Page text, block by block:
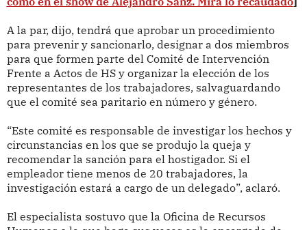
A la par, dijo, tendrá que aprobar un procedimiento
para prevenir y sancionarlo, designar a dos miembros
para que formen parte del Comité de Intervención
Frente a Actos de HS y organizar la elección de los
representantes de los trabajadores, salvaguardando
que el comité sea paritario en número y género.
“Este comité es responsable de investigar los hechos y
circunstancias en los que se produjo la queja y
recomendar la sanción para el hostigador. Si el
empleador tiene menos de 20 trabajadores, la
investigación estará a cargo de un delegado”, aclaró.
El especialista sostuvo que la Oficina de Recursos